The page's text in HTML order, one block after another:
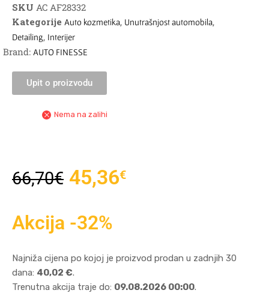
SKU AC AF28332
Kategorije Auto kozmetika, Unutrašnjost automobila,
Detailing, Interijer
Brand: AUTO FINESSE
Upit o proizvodu
Nema na zalihi
66,70€ 45,36€
Akcija -32%
Najniža cijena po kojoj je proizvod prodan u zadnjih 30
dana: 40,02 €.
Trenutna akcija traje do: 09.08.2026 00:00.